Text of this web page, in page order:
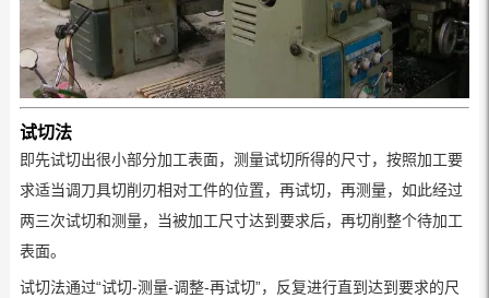
试切法
即先试切出很小部分加工表面，测量试切所得的尺寸，按照加工要
求适当调刀具切削刃相对工件的位置，再试切，再测量，如此经过
两三次试切和测量，当被加工尺寸达到要求后，再切削整个待加工
表面。
试切法通过“试切-测量-调整-再试切”，反复进行直到达到要求的尺